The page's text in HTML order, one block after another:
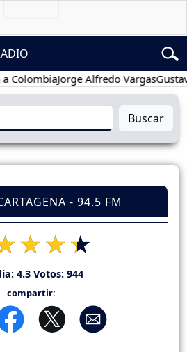
Jorge Alfredo VargasGustavo
Buscar
- 94.5 FM
4.3Votos: 944
compartir: